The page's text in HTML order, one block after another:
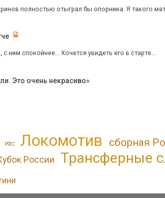
полностью отыграл бы опорника. Я такого
ним спокойнее... Хочется увидеть его в старте...
Это очень некрасиво»
РФС Локомотив сборная
России Трансферные